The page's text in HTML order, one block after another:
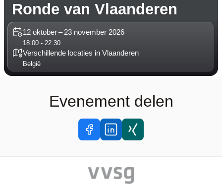
Ronde van Vlaanderen
12 oktober – 23 november 2026
18:00 - 22:30
Verschillende locaties in Vlaanderen
België
Evenement delen